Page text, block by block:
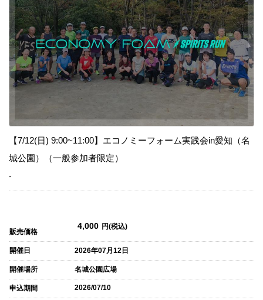
【7/12(日) 9:00~11:00】エコノミーフォーム実践会in愛知（名
城公園）（一般参加者限定）
-
販売価格
4,000 円(税込)
開催日 2026年07月12日
開催場所 名城公園広場
申込期間 2026/07/10